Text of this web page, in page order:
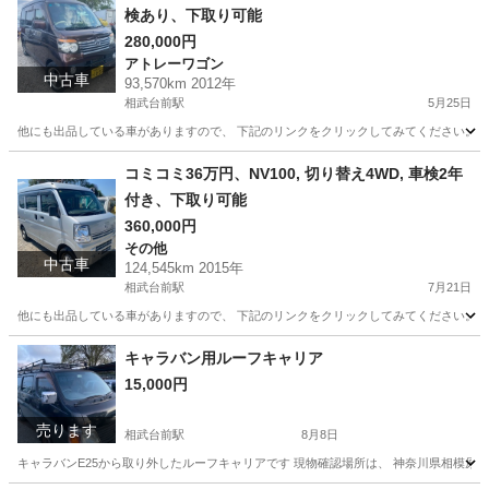
中古車
検あり、下取り可能
280,000円
アトレーワゴン
93,570km 2012年
相武台前駅 5月25日
他にも出品している車がありますので、 下記のリンクをクリックしてみてください。
相武台前駅 アトレーワゴン コミコミ
中古車
コミコミ36万円、NV100, 切り替え4WD, 車検2年
付き、下取り可能
360,000円
その他
124,545km 2015年
相武台前駅 7月21日
他にも出品している車がありますので、 下記のリンクをクリックしてみてください。
神奈川 相模原市 相武台前駅 その他
売ります
キャラバン用ルーフキャリア
15,000円
相武台前駅 8月8日
キャラバンE25から取り外したルーフキャリアです 現物確認場所は、 神奈川県相模